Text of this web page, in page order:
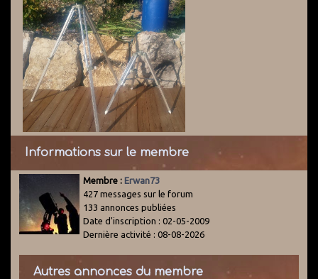
Informations sur le membre
Membre : Erwan73
427 messages sur le forum
133 annonces publiées
Date d'inscription : 02-05-2009
Dernière activité : 08-08-2026
Autres annonces du membre